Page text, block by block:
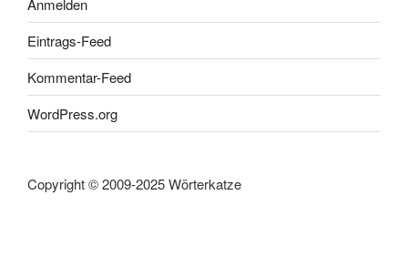
Anmelden
Eintrags-Feed
Kommentar-Feed
WordPress.org
Copyright © 2009-2025 Wörterkatze